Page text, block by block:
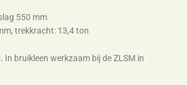
550 mm
trekkracht: 13,4 ton
In bruikleen werkzaam bij de ZLSM in